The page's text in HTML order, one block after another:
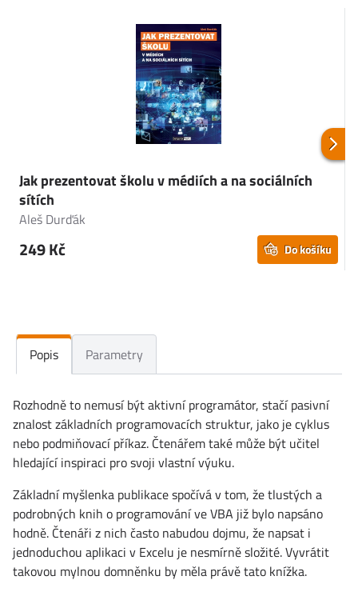
Jak prezentovat školu v médiích a na sociálních
sítích
Aleš Durďák
249 Kč Do košíku
Popis Parametry
Rozhodně to nemusí být aktivní programátor, stačí pasivní
znalost základních programovacích struktur, jako je cyklus
nebo podmiňovací příkaz. Čtenářem také může být učitel
hledající inspiraci pro svoji vlastní výuku.
Základní myšlenka publikace spočívá v tom, že tlustých a
podrobných knih o programování ve VBA již bylo napsáno
hodně. Čtenáři z nich často nabudou dojmu, že napsat i
jednoduchou aplikaci v Excelu je nesmírně složité. Vyvrátit
takovou mylnou domněnku by měla právě tato knížka.